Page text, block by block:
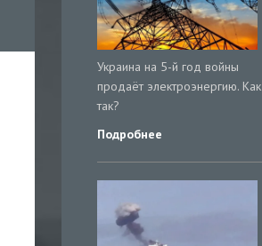
Украина на 5-й год войны
продаёт электроэнергию. Как
так?
Подробнее